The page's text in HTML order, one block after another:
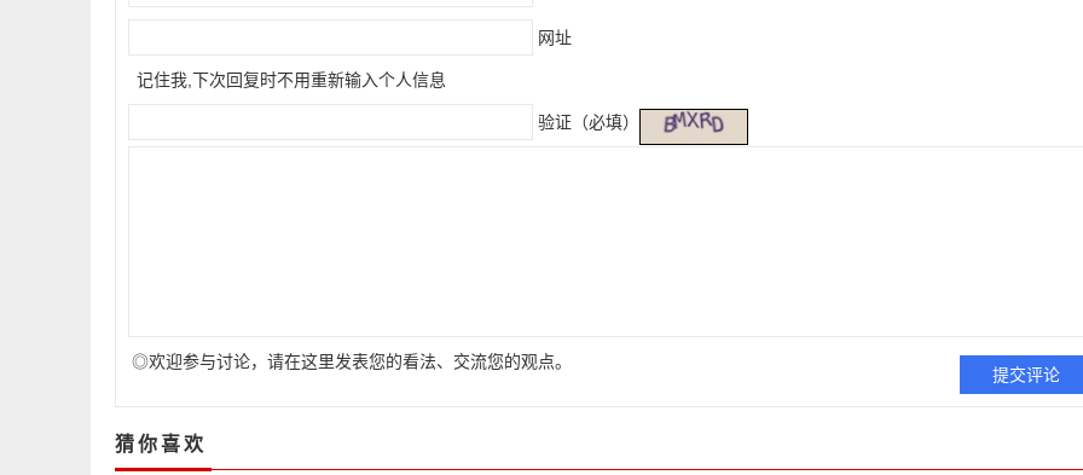
网址
记住我,下次回复时不用重新输入个人信息
验证（必填）
◎欢迎参与讨论，请在这里发表您的看法、交流您的观点。
猜你喜欢